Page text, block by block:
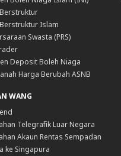
Islam
Swasta (PRS)
Deposit Boleh Niaga
Harga Berubah ASNB
WANG
Telegrafik Luar Negara
Akaun Rentas Sempadan
ke Singapura